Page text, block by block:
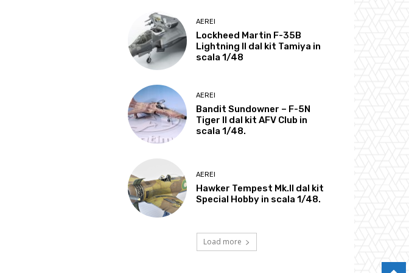
AEREI
Lockheed Martin F-35B
Lightning II dal kit Tamiya in
scala 1/48
AEREI
Bandit Sundowner – F-5N
Tiger II dal kit AFV Club in
scala 1/48.
AEREI
Hawker Tempest Mk.II dal kit
Special Hobby in scala 1/48.
Load more